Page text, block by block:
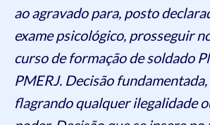
ao agravado para, posto
exame psicológico, prosseguir
curso de formação de soldado
PMERJ. Decisão
flagrando qualquer ilegalidade